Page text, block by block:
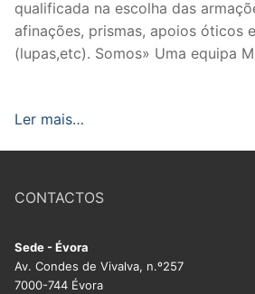
qualificada na escolha das
afinações, prismas, apoios óticos
(lupas,etc). Somos» Uma equipa
Ler mais…
CONTACTOS
Sede - Évora
Av. Condes de Vivalva, n.º257
7000-744 Évora